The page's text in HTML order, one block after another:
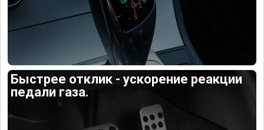
Быстрее отклик - ускорение реакции
педали газа.